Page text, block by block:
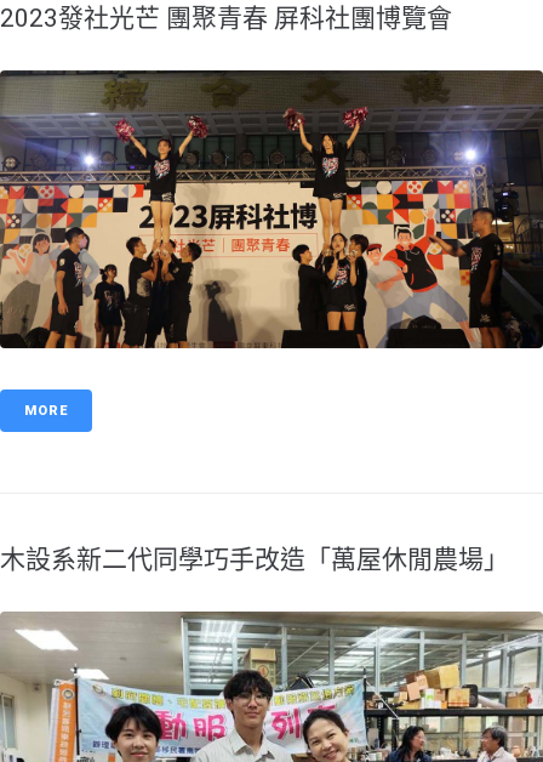
​2023發社光芒 團聚青春 屏科社團博覽會
MORE
木設系新二代同學巧手改造「萬屋休閒農場」